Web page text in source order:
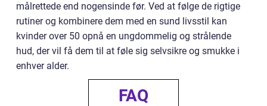
målrettede end nogensinde før. Ved at følge de rigtige
rutiner og kombinere dem med en sund livsstil kan
kvinder over 50 opnå en ungdommelig og strålende
hud, der vil få dem til at føle sig selvsikre og smukke i
enhver alder.
FAQ